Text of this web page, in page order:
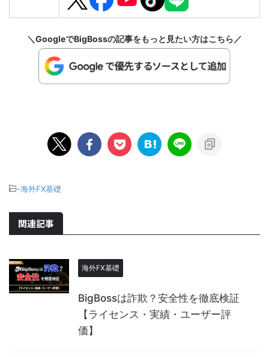
＼GoogleでBigBossの記事をもっと見たい方はこちら／
-海外FX基礎
関連記事
海外FX基礎
BigBossは詐欺？安全性を徹底検証
【ライセンス・実績・ユーザー評
価】